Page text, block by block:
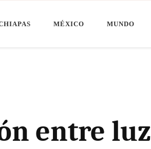
MÉXICO MUNDO
entre luz